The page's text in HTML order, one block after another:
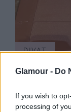
Glamour - Do
If you wish to
processing of
DIVAT
A Louis